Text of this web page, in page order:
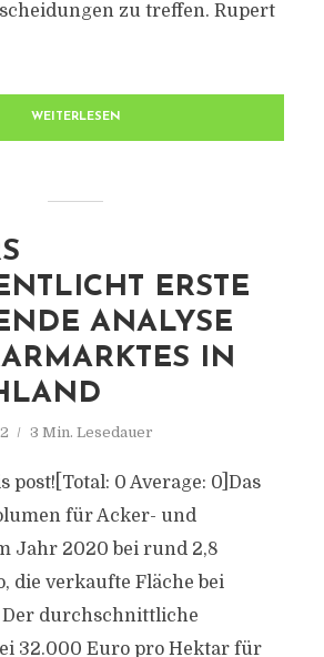
zu treffen. Rupert
WEITERLESEN
ERSTE
ANALYSE
IN
3 Min. Lesedauer
post![Total: 0 Average: 0]Das
für Acker- und
Jahr 2020 bei rund 2,8
die verkaufte Fläche bei
Der durchschnittliche
32.000 Euro pro Hektar für